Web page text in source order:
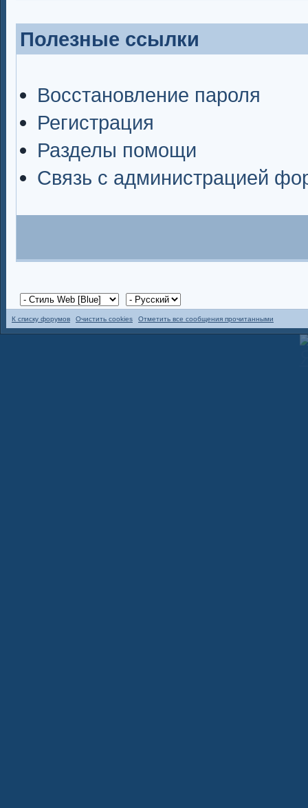
Полезные ссылки
Восстановление пароля
Регистрация
Разделы помощи
Связь с администрацией
К списку форумов Очистить cookies Отметить все сообщения прочитанными